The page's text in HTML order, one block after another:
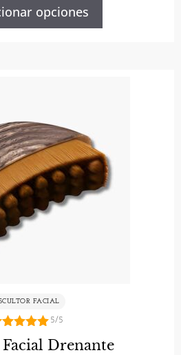
opciones
FACIAL
5.00
de 5
5/5
Drenante